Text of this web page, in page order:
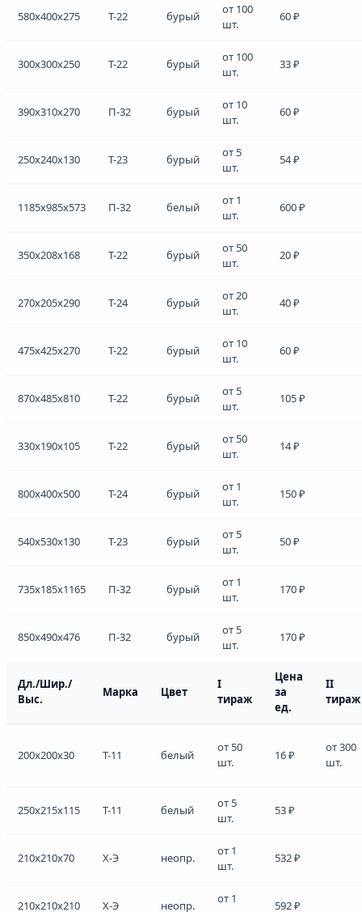
580x400x275 Т-22 бурый
от 100
шт.
60 ₽
300x300x250 Т-22 бурый
от 100
шт.
33 ₽
390x310x270 П-32 бурый
от 10
шт.
60 ₽
250x240x130 Т-23 бурый
от 5
шт.
54 ₽
1185x985x573 П-32 белый
от 1
шт.
600 ₽
350x208x168 Т-22 бурый
от 50
шт.
20 ₽
270x205x290 Т-24 бурый
от 20
шт.
40 ₽
475x425x270 Т-22 бурый
от 10
шт.
60 ₽
870x485x810 Т-22 бурый
от 5
шт.
105 ₽
330x190x105 Т-22 бурый
от 50
шт.
14 ₽
800x400x500 Т-24 бурый
от 1
шт.
150 ₽
540x530x130 Т-23 бурый
от 5
шт.
50 ₽
735x185x1165 П-32 бурый
от 1
шт.
170 ₽
850x490x476 П-32 бурый
от 5
шт.
170 ₽
Дл./Шир./
Выс.
Марка Цвет
I
тираж
Цена
за
ед.
II
тираж
200x200x30 Т-11 белый
от 50
шт.
16 ₽
от 300
шт.
250x215x115 Т-11 белый
от 5
шт.
53 ₽
210x210x70 Х-Э неопр.
от 1
шт.
532 ₽
210x210x210 Х-Э неопр.
от 1
592 ₽